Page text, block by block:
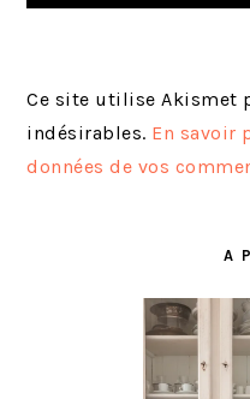
Ce site utilise Akismet
indésirables. En savoir
données de vos
A